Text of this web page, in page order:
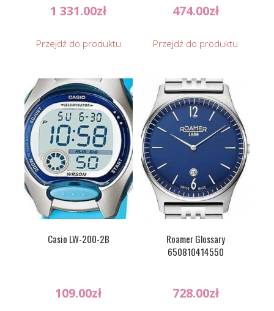
1 331.00zł
Przejdź do produktu
474.00zł
Przejdź do produktu
Casio LW-200-2B
109.00zł
Roamer Glossary
650810414550
728.00zł